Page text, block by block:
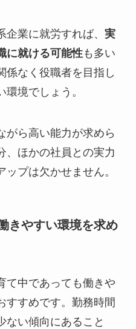
業に就労すれば、 実
に就ける可能性も多い
係なく役職者を目指し
境でしょう。
がら高い能力が求めら
、ほかの社員との実力
プは欠かせません。
きやすい環境を求め
て中であっても働きや
すすめです。勤務時間
ない傾向にあること